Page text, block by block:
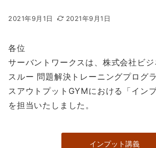
2021年9月1日 2021年9月1日
各位
サーバントワークスは、株式会社ビジ
スルー 問題解決トレーニングプログ
スアウトプットGYMにおける「イン
を担当いたしました。
インプット講義